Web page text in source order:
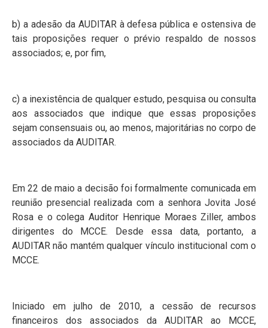
b) a adesão da AUDITAR à defesa pública e ostensiva de
tais proposições requer o prévio respaldo de nossos
associados; e, por fim,
c) a inexistência de qualquer estudo, pesquisa ou consulta
aos associados que indique que essas proposições
sejam consensuais ou, ao menos, majoritárias no corpo de
associados da AUDITAR.
Em 22 de maio a decisão foi formalmente comunicada em
reunião presencial realizada com a senhora Jovita José
Rosa e o colega Auditor Henrique Moraes Ziller, ambos
dirigentes do MCCE. Desde essa data, portanto, a
AUDITAR não mantém qualquer vínculo institucional com o
MCCE.
Iniciado em julho de 2010, a cessão de recursos
financeiros dos associados da AUDITAR ao MCCE,